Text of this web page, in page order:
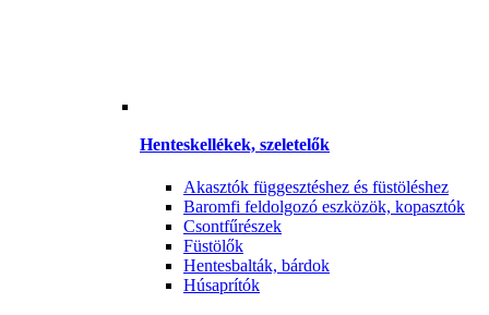
Henteskellékek, szeletelők
Akasztók függesztéshez és füstöléshez
Baromfi feldolgozó eszközök, kopasztók
Csontfűrészek
Füstölők
Hentesbalták, bárdok
Húsaprítók